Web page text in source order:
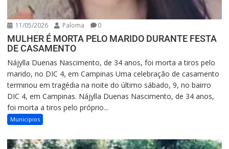
11/05/2026 Paloma 0
MULHER É MORTA PELO MARIDO DURANTE FESTA
DE CASAMENTO
Nájylla Duenas Nascimento, de 34 anos, foi morta a tiros pelo
marido, no DIC 4, em Campinas Uma celebração de casamento
terminou em tragédia na noite do último sábado, 9, no bairro
DIC 4, em Campinas. Nájylla Duenas Nascimento, de 34 anos,
foi morta a tiros pelo próprio...
Municipios